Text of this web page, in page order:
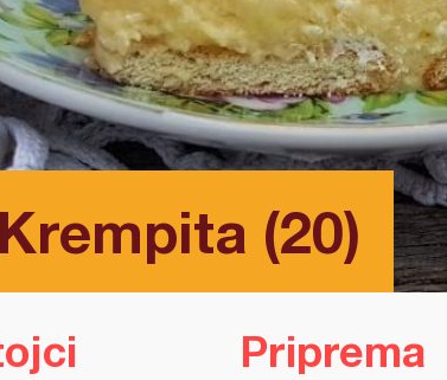
Krempita (20)
Priprema